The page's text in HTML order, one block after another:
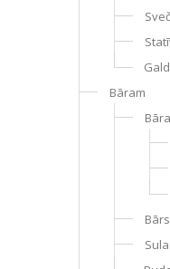
Bāram